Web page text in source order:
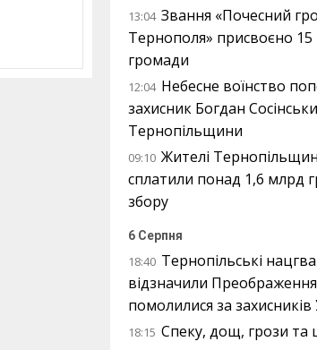
13:04 Звання «Почесний
Тернополя» присвоєно
громади
12:04 Небесне воїнство
захисник Богдан
Тернопільщини
09:10 Жителі
сплатили понад 1,6 млрд
збору
6 Серпня
18:40 Тернопільські
відзначили
помолилися за захисників
18:15 Спеку, дощ, грози та